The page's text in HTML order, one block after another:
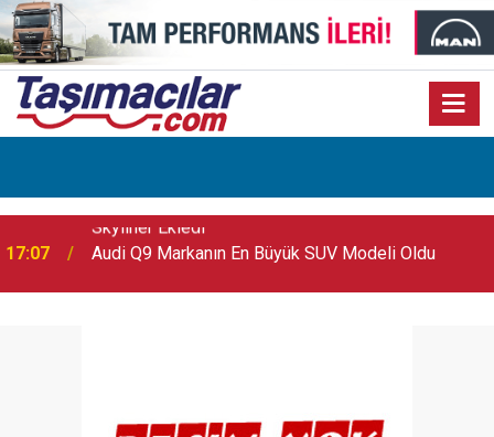
17:07 Audi Q9 Markanın En Büyük SUV Modeli Oldu